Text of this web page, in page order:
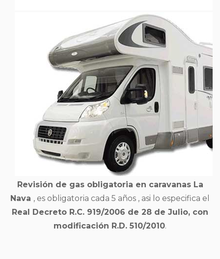
Revisión de gas obligatoria en caravanas La
Nava , es obligatoria cada 5 años , asi lo especifica el
Real Decreto R.C. 919/2006 de 28 de Julio, con
modificación R.D. 510/2010.